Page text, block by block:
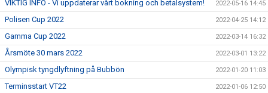
VIKTIG INFO - Vi uppdaterar vårt bokning och betalsystem! 2022-05-16 14:45
Polisen Cup 2022 2022-04-25 14:12
Gamma Cup 2022 2022-03-14 16:32
Årsmöte 30 mars 2022 2022-03-01 13:22
Olympisk tyngdlyftning på Bubbön 2022-01-20 11:03
Terminsstart VT22 2022-01-06 12:50